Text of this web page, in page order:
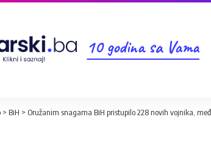
10 godina sa Vama
> BiH > Oružanim snagama BiH pristupilo 228 novih vojnika,